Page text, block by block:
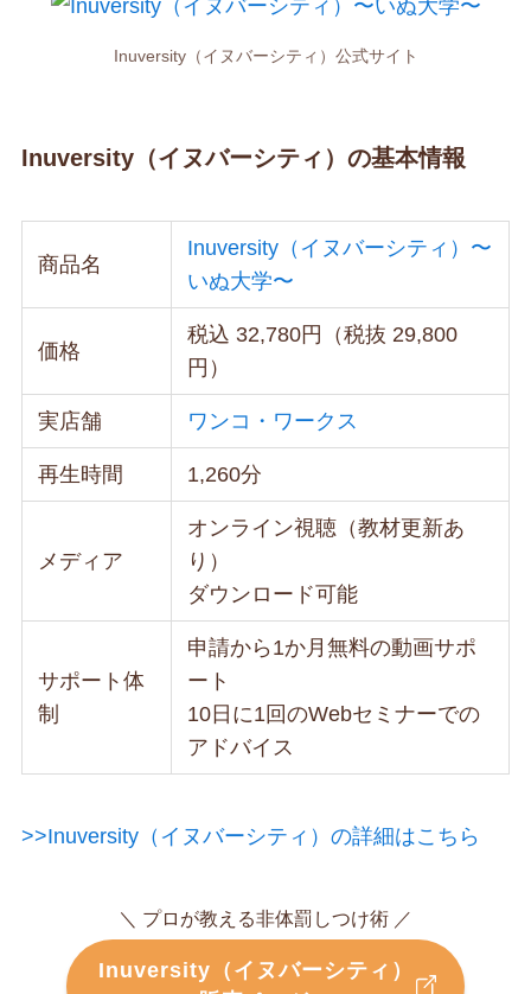
Inuversity（イヌバーシティ）公式サイト
Inuversity（イヌバーシティ）の基本情報
商品名
Inuversity（イヌバーシティ）〜
いぬ大学〜
価格
税込 32,780円（税抜 29,800
円）
実店舗 ワンコ・ワークス
再生時間 1,260分
メディア
オンライン視聴（教材更新あ
り）
ダウンロード可能
サポート体
制
申請から1か月無料の動画サポ
ート
10日に1回のWebセミナーでの
アドバイス
>>Inuversity（イヌバーシティ）の詳細はこちら
＼ プロが教える非体罰しつけ術 ／
Inuversity（イヌバーシティ）